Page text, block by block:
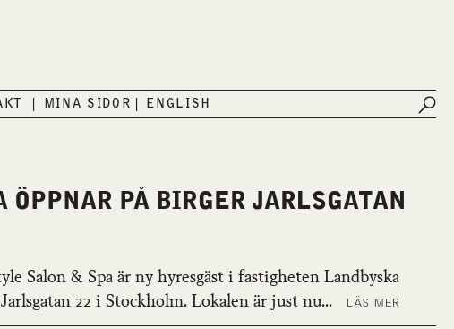
MINA SIDOR ENGLISH
ÖPPNAR PÅ BIRGER JARLSGATAN
Salon & Spa är ny hyresgäst i fastigheten Landbyska
22 i Stockholm. Lokalen är just nu...
LÄS MER